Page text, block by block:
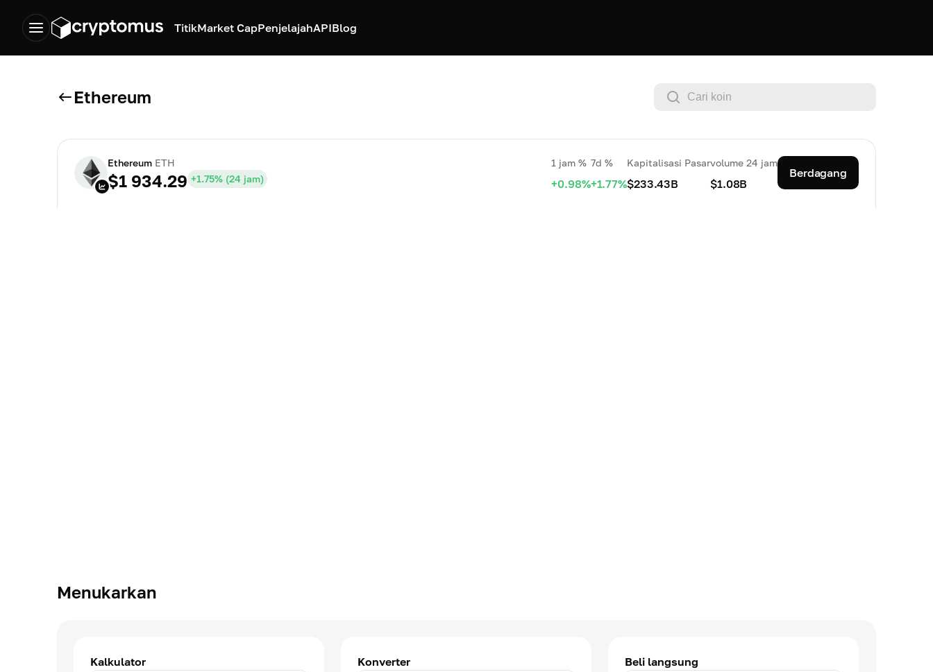
TitikMarket CapPenjelajahAPIBlog
Ethereum
Ethereum ETH
$1 934.29 +1.75% (24 jam)
1 jam %
+0.98%
7d %
+1.77%
Kapitalisasi Pasar
$233.43B
volume 24 jam
$1.08B
Berdagang
Menukarkan
Kalkulator
Konverter
Beli langsung